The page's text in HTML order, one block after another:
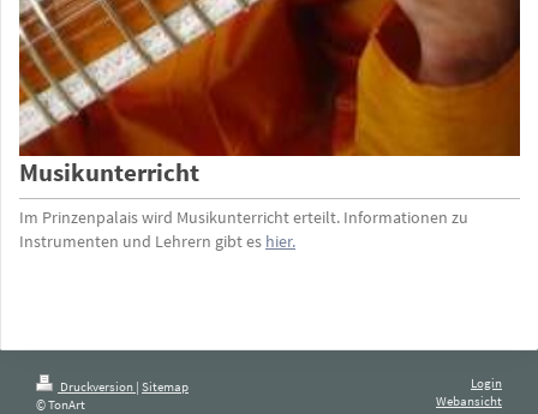
Musikunterricht
Im Prinzenpalais wird Musikunterricht erteilt. Informationen zu
Instrumenten und Lehrern gibt es hier.
Druckversion | Sitemap
© TonArt
Login
Webansicht